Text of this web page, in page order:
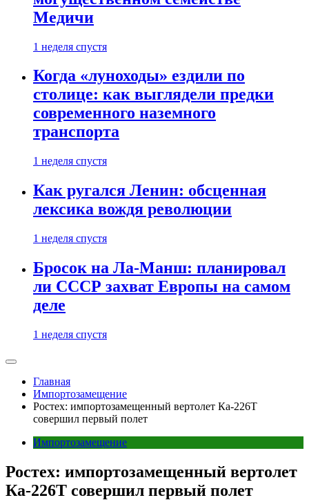
Медичи
1 неделя спустя
Когда «луноходы» ездили по
столице: как выглядели предки
современного наземного
транспорта
1 неделя спустя
Как ругался Ленин: обсценная
лексика вождя революции
1 неделя спустя
Бросок на Ла-Манш: планировал
ли СССР захват Европы на самом
деле
1 неделя спустя
Главная
Импортозамещение
Ростех: импортозамещенный вертолет Ка-226Т
совершил первый полет
Импортозамещение
Ростех: импортозамещенный вертолет
Ка-226Т совершил первый полет